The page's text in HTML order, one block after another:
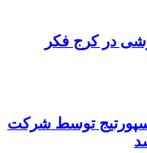
در کرج فکر
توسط شرکت